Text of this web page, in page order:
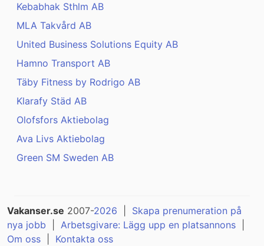
Kebabhak Sthlm AB
MLA Takvård AB
United Business Solutions Equity AB
Hamno Transport AB
Täby Fitness by Rodrigo AB
Klarafy Städ AB
Olofsfors Aktiebolag
Ava Livs Aktiebolag
Green SM Sweden AB
Vakanser.se 2007-2026
Skapa prenumeration på
nya jobb
Arbetsgivare: Lägg upp en platsannons
Om oss
Kontakta oss